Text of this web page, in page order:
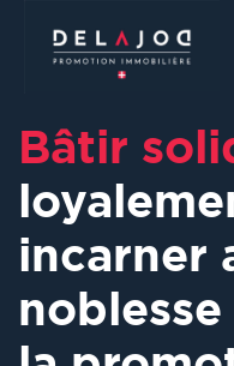
Bâtir
incarner